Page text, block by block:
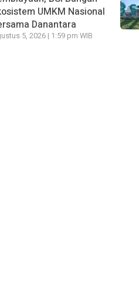
UMKM Nasional
Danantara
5, 2026 | 1:59 pm WIB